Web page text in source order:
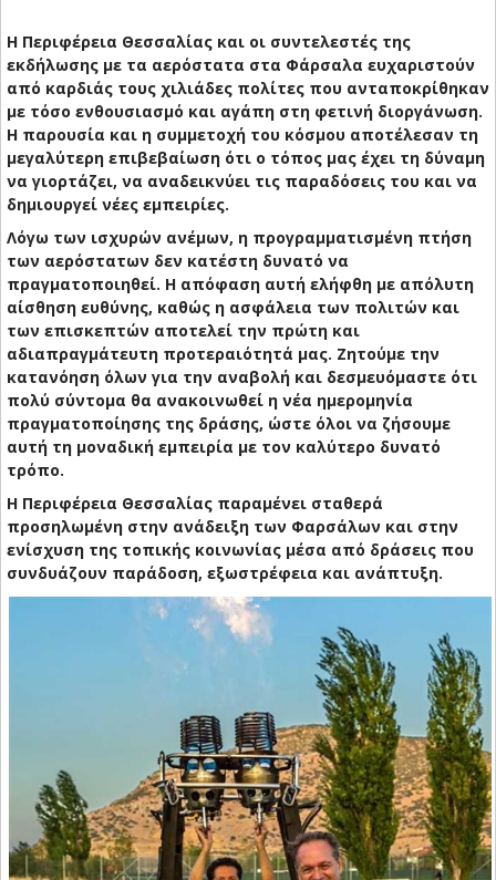
Η Περιφέρεια Θεσσαλίας και οι συντελεστές της
εκδήλωσης με τα αερόστατα στα Φάρσαλα ευχαριστούν
από καρδιάς τους χιλιάδες πολίτες που ανταποκρίθηκαν
με τόσο ενθουσιασμό και αγάπη στη φετινή διοργάνωση.
Η παρουσία και η συμμετοχή του κόσμου αποτέλεσαν τη
μεγαλύτερη επιβεβαίωση ότι ο τόπος μας έχει τη δύναμη
να γιορτάζει, να αναδεικνύει τις παραδόσεις του και να
δημιουργεί νέες εμπειρίες.
Λόγω των ισχυρών ανέμων, η προγραμματισμένη πτήση
των αερόστατων δεν κατέστη δυνατό να
πραγματοποιηθεί. Η απόφαση αυτή ελήφθη με απόλυτη
αίσθηση ευθύνης, καθώς η ασφάλεια των πολιτών και
των επισκεπτών αποτελεί την πρώτη και
αδιαπραγμάτευτη προτεραιότητά μας. Ζητούμε την
κατανόηση όλων για την αναβολή και δεσμευόμαστε ότι
πολύ σύντομα θα ανακοινωθεί η νέα ημερομηνία
πραγματοποίησης της δράσης, ώστε όλοι να ζήσουμε
αυτή τη μοναδική εμπειρία με τον καλύτερο δυνατό
τρόπο.
Η Περιφέρεια Θεσσαλίας παραμένει σταθερά
προσηλωμένη στην ανάδειξη των Φαρσάλων και στην
ενίσχυση της τοπικής κοινωνίας μέσα από δράσεις που
συνδυάζουν παράδοση, εξωστρέφεια και ανάπτυξη.